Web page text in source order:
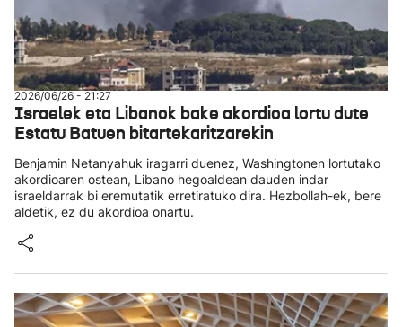
2026/06/26 - 21:27
Israelek eta Libanok bake akordioa lortu dute
Estatu Batuen bitartekaritzarekin
Benjamin Netanyahuk iragarri duenez, Washingtonen lortutako
akordioaren ostean, Libano hegoaldean dauden indar
israeldarrak bi eremutatik erretiratuko dira. Hezbollah-ek, bere
aldetik, ez du akordioa onartu.